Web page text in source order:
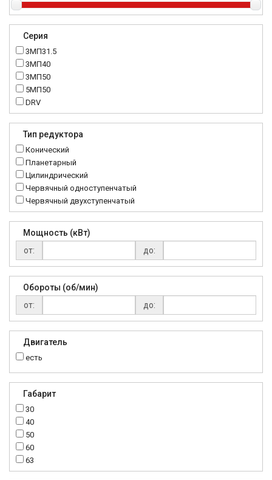
Серия
3МП31.5
3МП40
3МП50
5МП50
DRV
K..DR
MTC
NMRV
RC
Тип редуктора
Конический
Планетарный
Цилиндрический
Червячный одноступенчатый
Червячный двухступенчатый
Мощность (кВт)
от:
до:
Обороты (об/мин)
от:
до:
Двигатель
есть
Габарит
30
40
50
60
63
70